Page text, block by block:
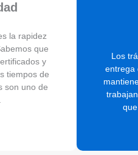
la rapidez
que
y
tiempos de
son uno de
Los
entrega